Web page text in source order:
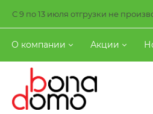
С 9 по 13 июля отгрузки не
О компании Акции